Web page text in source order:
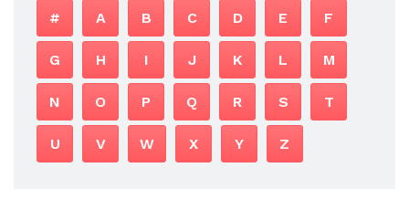
# A B C D E F
G H I J K L M
N O P Q R S T
U V W X Y Z